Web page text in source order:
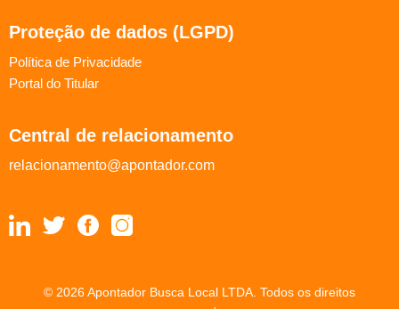
Proteção de dados (LGPD)
Política de Privacidade
Portal do Titular
Central de relacionamento
relacionamento@apontador.com
© 2026 Apontador Busca Local LTDA. Todos os direitos